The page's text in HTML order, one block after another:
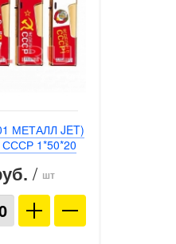
МЕТАЛЛ JET)
СССР 1*50*20
/ шт